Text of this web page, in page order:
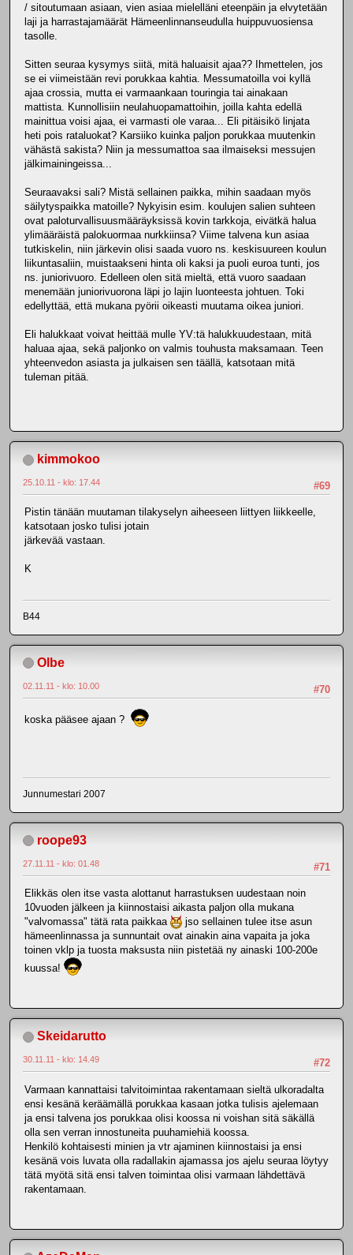
/ sitoutumaan asiaan, vien asiaa mielelläni eteenpäin ja elvytetään
laji ja harrastajamäärät Hämeenlinnanseudulla huippuvuosiensa
tasolle.
Sitten seuraa kysymys siitä, mitä haluaisit ajaa?? Ihmettelen, jos
se ei viimeistään revi porukkaa kahtia. Messumatoilla voi kyllä
ajaa crossia, mutta ei varmaankaan touringia tai ainakaan
mattista. Kunnollisiin neulahuopamattoihin, joilla kahta edellä
mainittua voisi ajaa, ei varmasti ole varaa... Eli pitäisikö linjata
heti pois rataluokat? Karsiiko kuinka paljon porukkaa muutenkin
vähästä sakista? Niin ja messumattoa saa ilmaiseksi messujen
jälkimainingeissa...
Seuraavaksi sali? Mistä sellainen paikka, mihin saadaan myös
säilytyspaikka matoille? Nykyisin esim. koulujen salien suhteen
ovat paloturvallisuusmääräyksissä kovin tarkkoja, eivätkä halua
ylimääräistä palokuormaa nurkkiinsa? Viime talvena kun asiaa
tutkiskelin, niin järkevin olisi saada vuoro ns. keskisuureen koulun
liikuntasaliin, muistaakseni hinta oli kaksi ja puoli euroa tunti, jos
ns. juniorivuoro. Edelleen olen sitä mieltä, että vuoro saadaan
menemään juniorivuorona läpi jo lajin luonteesta johtuen. Toki
edellyttää, että mukana pyörii oikeasti muutama oikea juniori.
Eli halukkaat voivat heittää mulle YV:tä halukkuudestaan, mitä
haluaa ajaa, sekä paljonko on valmis touhusta maksamaan. Teen
yhteenvedon asiasta ja julkaisen sen täällä, katsotaan mitä
tuleman pitää.
kimmokoo
#69
25.10.11 - klo: 17.44
Pistin tänään muutaman tilakyselyn aiheeseen liittyen liikkeelle,
katsotaan josko tulisi jotain
järkevää vastaan.
K
B44
Olbe
#70
02.11.11 - klo: 10.00
koska pääsee ajaan ?
Junnumestari 2007
roope93
#71
27.11.11 - klo: 01.48
Elikkäs olen itse vasta alottanut harrastuksen uudestaan noin
10vuoden jälkeen ja kiinnostaisi aikasta paljon olla mukana
"valvomassa" tätä rata paikkaa
jso sellainen tulee itse asun
hämeenlinnassa ja sunnuntait ovat ainakin aina vapaita ja joka
toinen vklp ja tuosta maksusta niin pistetää ny ainaski 100-200e
kuussa!
Skeidarutto
#72
30.11.11 - klo: 14.49
Varmaan kannattaisi talvitoimintaa rakentamaan sieltä ulkoradalta
ensi kesänä keräämällä porukkaa kasaan jotka tulisis ajelemaan
ja ensi talvena jos porukkaa olisi koossa ni voishan sitä säkällä
olla sen verran innostuneita puuhamiehiä koossa.
Henkilö kohtaisesti minien ja vtr ajaminen kiinnostaisi ja ensi
kesänä vois luvata olla radallakin ajamassa jos ajelu seuraa löytyy
tätä myötä sitä ensi talven toimintaa olisi varmaan lähdettävä
rakentamaan.